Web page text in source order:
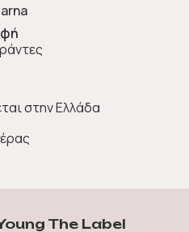
στην Ελλάδα
The Label